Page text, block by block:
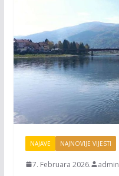
NAJAVE NAJNOVIJE VIJESTI
7. Februara 2026. admin